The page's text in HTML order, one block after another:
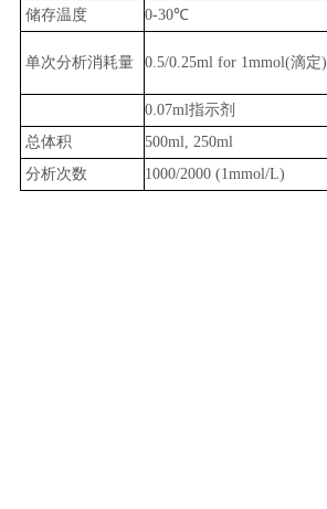
储存温度
0-30℃
单次分析消耗量 0.5/0.25ml for 1mmol(滴定)
0.07ml指示剂
总体积
500ml, 250ml
分析次数
1000/2000 (1mmol/L)